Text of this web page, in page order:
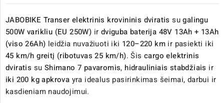
JABOBIKE Transer elektrinis krovininis dviratis sugalingu
500W varikliu (EU 250W) ir dviguba baterija 48V 13Ah + 13Ah
(viso 26Ah) leidžia nuvažiuoti iki 120–220 km ir pasiekti iki
45 km/h greitį (ribotuvas 25 km/h). Šiscargo elektrinis
dviratis su Shimano 7 pavaromis, hidrauliniais stabdžiais ir
iki 200 kg apkrova yra idealus pasirinkimas šeimai, darbui ir
kasdieniam naudojimui.